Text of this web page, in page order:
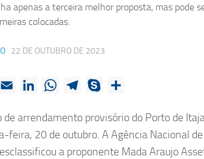
apenas a terceira melhor proposta, mas pode
colocadas.
· 22 DE OUTUBRO DE 2023
Email LinkedInWhatsAppTelegram
Skype
de arrendamento provisório do Porto de
feira, 20 de outubro. A Agência Nacional
a proponente Mada Araujo